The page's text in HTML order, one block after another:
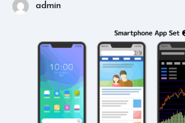
admin